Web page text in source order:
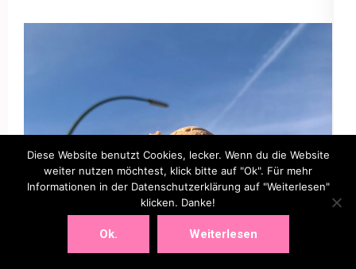
Diese Website benutzt Cookies, lecker. Wenn du die Website
weiter nutzen möchtest, klick bitte auf "Ok". Für mehr
Informationen in der Datenschutzerklärung auf "Weiterlesen"
klicken. Danke!
Ok. Weiterlesen